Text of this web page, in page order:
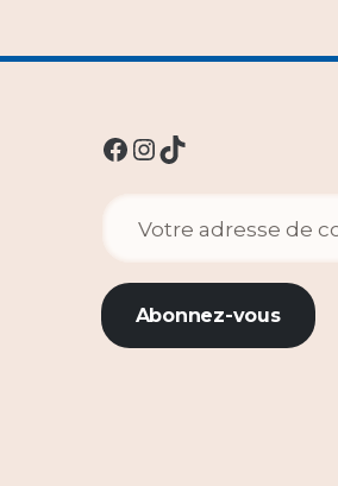
Facebook InstagramTikTok